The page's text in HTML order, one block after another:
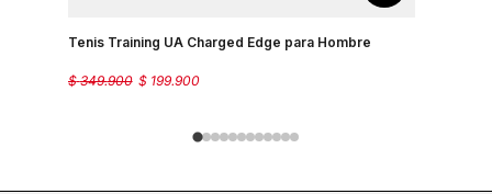
Tenis Training UA Charged Edge para Hombre
$ 199.900
$ 349.900